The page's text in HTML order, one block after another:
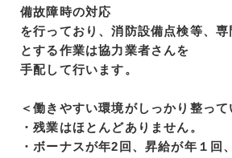
備故障時の対応
を行っており、消防設備点検等、
とする作業は協力業者さんを
手配して行います。
＜働きやすい環境がしっかり整って
・残業はほとんどありません。
・ボーナスが年2回、昇給が年１回